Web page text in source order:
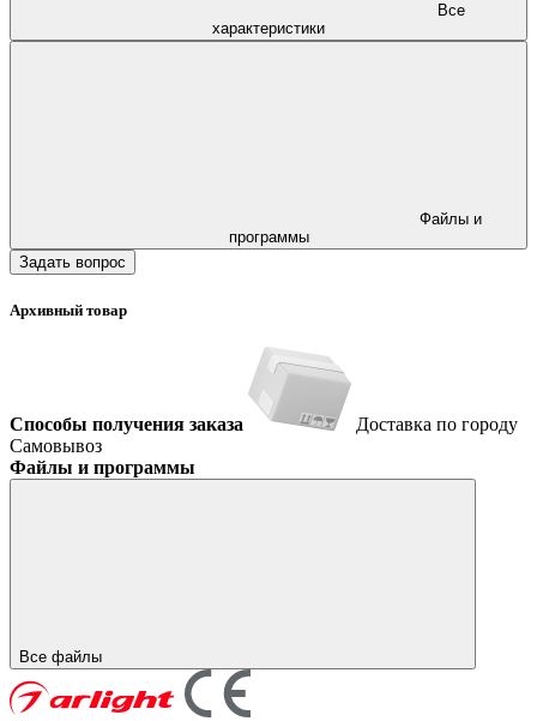
характеристики
программы
Задать вопрос
Архивный товар
Способы получения заказа
Доставка по городу
Самовывоз
Файлы и программы
Все файлы